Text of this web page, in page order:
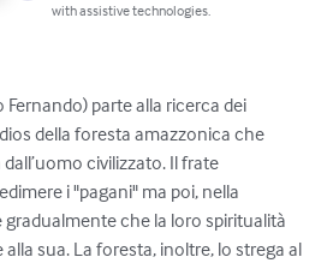
with assistive technologies.
parte alla ricerca dei
della foresta amazzonica che
civilizzato. Il frate
i "pagani" ma poi, nella
che la loro spiritualità
sua. La foresta, inoltre, lo strega al